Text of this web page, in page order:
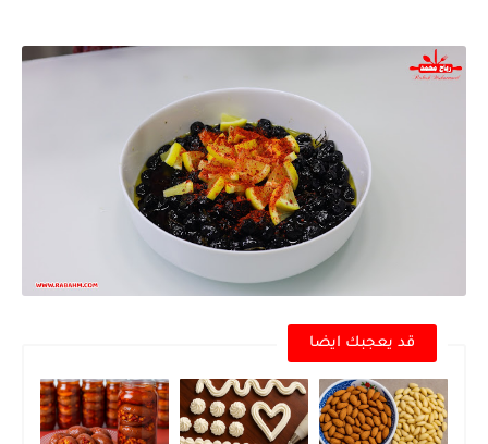
قد يعجبك ايضا